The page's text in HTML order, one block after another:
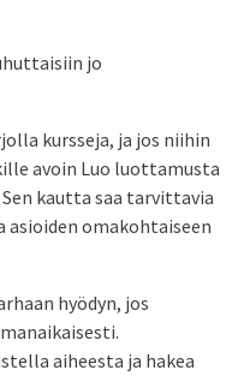
jo
kursseja, ja jos niihin
avoin Luo luottamusta
kautta saa tarvittavia
asioiden omakohtaiseen
hyödyn, jos
aiheesta ja hakea